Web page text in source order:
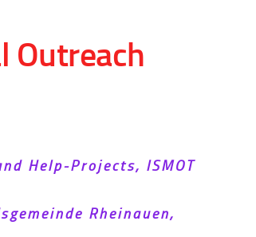
Outreach
Help-Projects, ISMOT
Rheinauen,